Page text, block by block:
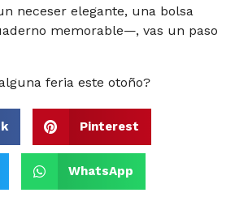
neceser elegante, una bolsa
memorable—, vas un paso
feria este otoño?
Pinterest
WhatsApp